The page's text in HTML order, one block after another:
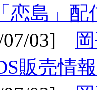
恋島」配
07/03]
販売情